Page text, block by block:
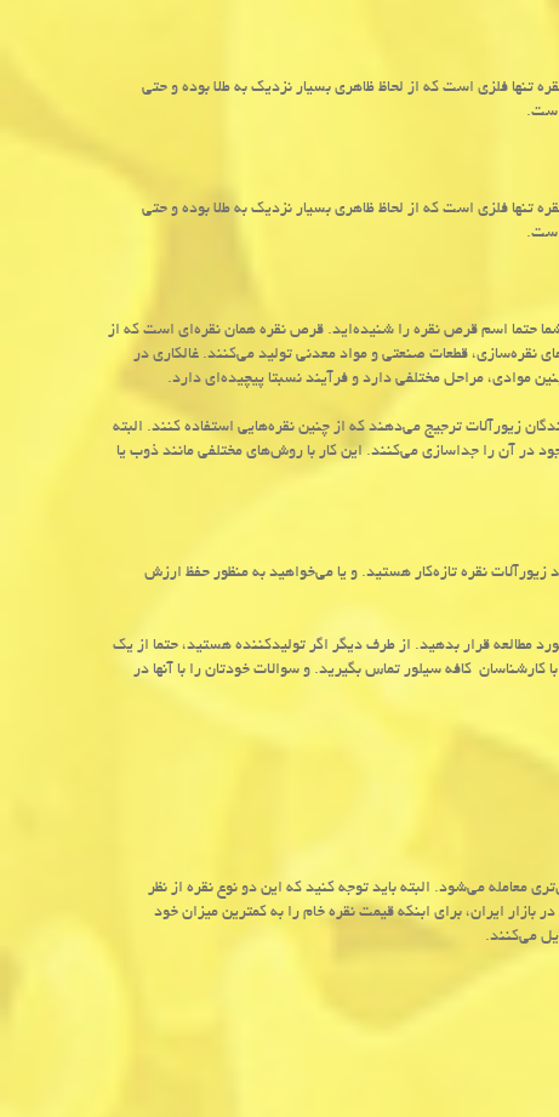
تنها فلزی است که از لحاظ ظاهری بسیار نزدیک به طلا بوده و حتی
است.
تنها فلزی است که از لحاظ ظاهری بسیار نزدیک به طلا بوده و حتی
است.
حتما اسم قرص نقره را شنیده‌اید. قرص نقره همان نقره‌ای است که از
نقره‌سازی، قطعات صنعتی و مواد معدنی تولید می‌کنند. غالکاری در
مراحل مختلفی دارد و فرآیند نسبتا پیچیده‌ای دارد.
زیورآلات ترجیج می‌دهند که از چنین نقره‌هایی استفاده کنند. البته
در آن را جداسازی می‌کنند. این کار با روش‌های مختلفی مانند ذوب یا
نقره تازه‌کار هستید. و یا می‌خواهید به منظور حفظ ارزش
مطالعه قرار بدهید. از طرف دیگر اگر تولیدکننده هستید، حتما از یک
کافه سیلور تماس بگیرید. و سوالات خودتان را با آنها در
معامله می‌شود. البته باید توجه کنید که این دو نوع نقره از نظر
ایران، برای ابنکه قیمت نقره خام را به کمترین میزان خود
می‌کنند.